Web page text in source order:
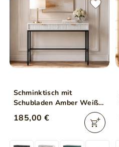
Schminktisch mit
Schubladen Amber Weiß,
Schwarz Frame
185,00 €